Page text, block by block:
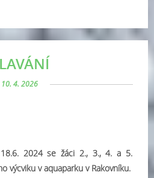
10. 4. 2026
2024 se žáci 2., 3., 4. a 5.
výcviku v aquaparku v Rakovníku.